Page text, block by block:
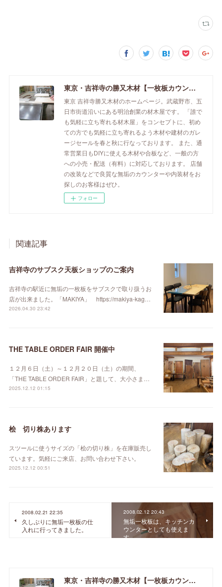
東京・吉祥寺の勝又木材【一枚板カウンター】
東京 吉祥寺勝又木材のホームページ。武蔵野市、五
日市街道沿いにある明治創業の材木屋です。 「誰で
も気軽に立ち寄れる材木屋」をコンセプトに、初め
ての方でも気軽に立ち寄れるよう木材や建材のガレ
ージセールを春と秋に行なっております。 また、通
常営業日もDIYに使える木材や合板など、一般の方
への小売・配送（有料）に対応しております。 店舗
の改装などで良質な無垢のカウンターや内装材をお
探しのお客様はぜひ。
フォロー
関連記事
吉祥寺のサブスク天板ショップのご案内
吉祥寺の駅近に無垢の一枚板をサブスクで取り扱うお
店が出来ました。「MAKIYA」 https://makiya-kag…
2026.04.30 23:42
THE TABLE ORDER FAIR 開催中
１２月６日（土）～１２月２０日（土）の期間、
「THE TABLE ORDER FAIR」と題して、大小さま…
2025.12.12 01:15
桧 切り株あります
スツールに使うサイズの「桧の切り株」を在庫販売し
ています。気軽にご来店、お問い合わせ下さい。
2025.12.12 00:51
2008.02.21 22:35
久しぶりに無垢一枚板の仕
入れに行ってきました。
2008.02.12 20:43
無垢一枚板は、キッチンカ
ウンターとしても使えま
す。
東京・吉祥寺の勝又木材【一枚板カウンター】